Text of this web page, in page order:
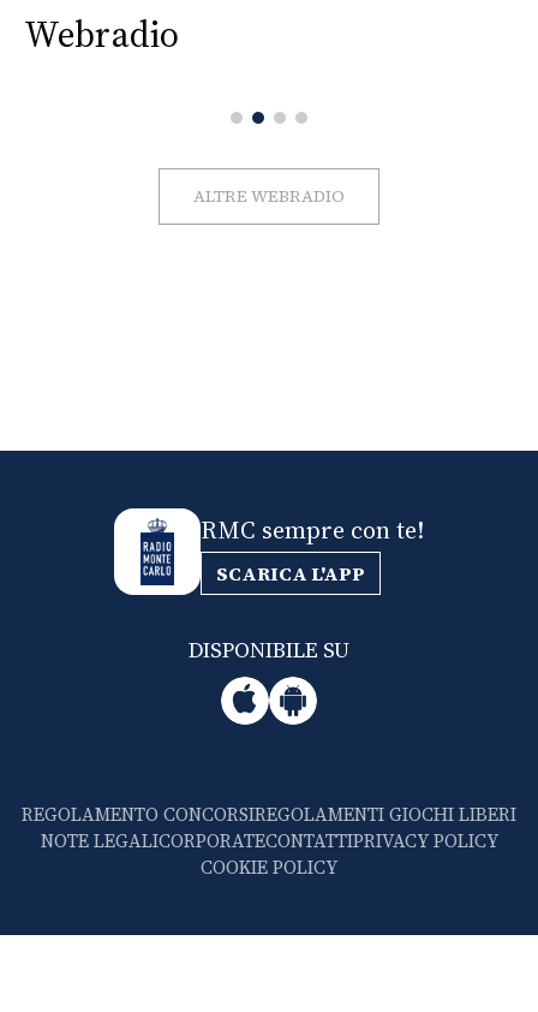
Webradio
ALTRE WEBRADIO
RMC sempre con te!
SCARICA L'APP
DISPONIBILE SU
REGOLAMENTO CONCORSIREGOLAMENTI GIOCHI LIBERI
NOTE LEGALICORPORATECONTATTIPRIVACY POLICY
COOKIE POLICY